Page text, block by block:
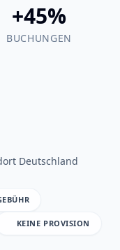
+45%
BUCHUNGEN
Deutschland
KEINE PROVISION